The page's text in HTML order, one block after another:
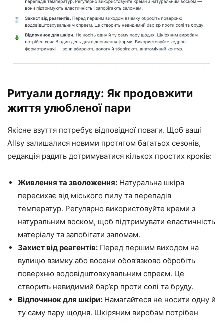
Ритуали догляду: Як продовжити
життя улюбленої пари
Якісне взуття потребує відповідної поваги. Щоб ваші
Allsy залишалися новими протягом багатьох сезонів,
редакція радить дотримуватися кількох простих кроків:
Живлення та зволоження: Натуральна шкіра
пересихає від міського пилу та перепадів
температур. Регулярно використовуйте креми з
натуральним воском, щоб підтримувати еластичність
матеріалу та запобігати заломам.
Захист від реагентів: Перед першим виходом на
вулицю взимку або восени обов’язково обробіть
поверхню водовідштовхувальним спреєм. Це
створить невидимий бар’єр проти солі та бруду.
Відпочинок для шкіри: Намагайтеся не носити одну й
ту саму пару щодня. Шкіряним виробам потрібен